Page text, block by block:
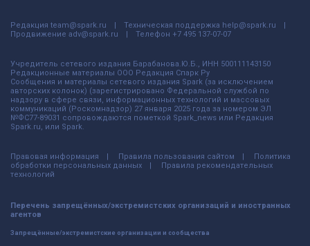
Редакция team@spark.ru Техническая поддержка help@spark.ru
Продвижение adv@spark.ru Телефон +7 495 137-07-07
Учредитель сетевого издания Барабанова.Ю.Б., ИНН 500111143150
Редакционные материалы ООО Редакция Спарк Ру
Сообщения и материалы сетевого издания Spark (за исключением
авторских колонок) (зарегистрировано Федеральной службой по
надзору в сфере связи, информационных технологий и массовых
коммуникаций (Роскомнадзор) 27 января 2025 года за номером ЭЛ
№ФС77-89031 сопровождаются пометкой Spark_news или Редакция
Spark.ru, или Spark.
Правовая информация Правила пользования сайтом
Политика
обработки персональных данных
Правила рекомендательных
технологий
Перечень запрещённых/экстремистских организаций и иностранных
агентов
Запрещённые/экстремистские организации и сообщества